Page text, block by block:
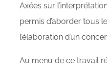
Axées sur
permis d’aborder tous
l’élaboration d’un
Au menu de ce travail